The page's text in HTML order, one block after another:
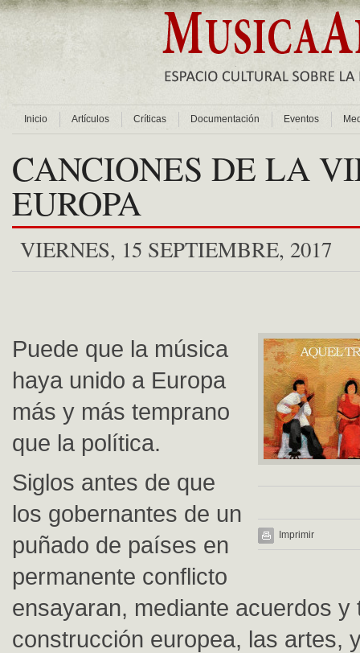
Inicio Artículos Críticas Documentación Eventos
CANCIONES DE LA
EUROPA
VIERNES, 15 SEPTIEMBRE, 2017
Imprimir
Puede que la música
haya unido a Europa
más y más temprano
que la política.
Siglos antes de que
los gobernantes de un
puñado de países en
permanente conflicto
ensayaran, mediante acuerdos y
construcción europea, las artes,